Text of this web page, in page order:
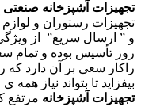
تجهیزات آشپزخانه صنعتی
تجهیزات رستوران و
و ” ارسال سریع” از
روز تأسیس بوده و تمام
راکار سعی بر آن دارد که
بیفزاید تا بتواند نیاز همه
تجهیزات آشپزخانه مرتفع